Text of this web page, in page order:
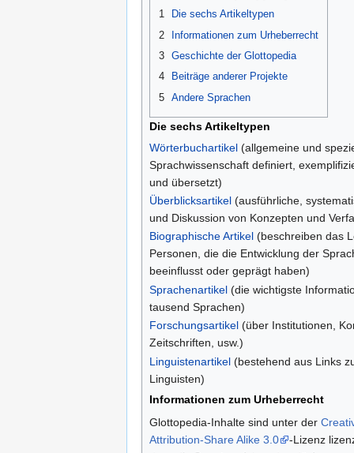
1
Die sechs Artikeltypen
2
Informationen zum Urheberrecht
3 Geschichte der Glottopedia
4
Beiträge anderer Projekte
5 Andere Sprachen
Die sechs Artikeltypen
Wörterbuchartikel (allgemeine und
Sprachwissenschaft definiert,
und übersetzt)
Überblicksartikel (ausführliche,
und Diskussion von Konzepten und
Biographische Artikel (beschreiben das
Personen, die die Entwicklung der
beeinflusst oder geprägt haben)
Sprachenartikel (die wichtigste
tausend Sprachen)
Forschungsartikel (über Institutionen,
Zeitschriften, usw.)
Linguistenartikel (bestehend aus Links
Linguisten)
Informationen zum Urheberrecht
Glottopedia-Inhalte sind unter der
Attribution-Share Alike 3.0
-Lizenz